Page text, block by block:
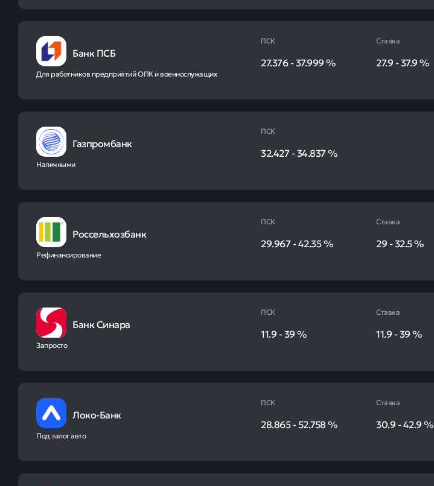
Банк ПСБ
Для работников предприятий ОПК и военнослужащих
ПСК
27.376-37.999%
Ставка
27.9-37.9%
Газпромбанк
Наличными
ПСК
32.427-34.837%
Россельхозбанк
Рефинансирование
ПСК
29.967-42.35%
Ставка
29-32.5%
Банк Синара
Запросто
ПСК
11.9-39%
Ставка
11.9-39%
Локо-Банк
Под залог авто
ПСК
28.865-52.758%
Ставка
30.9-42.9%